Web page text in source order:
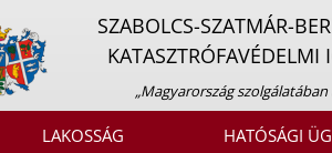
SZABOLCS-SZATMÁR-
KATASZTRÓFAVÉDELMI
„Magyarország
LAKOSSÁG HATÓSÁGI